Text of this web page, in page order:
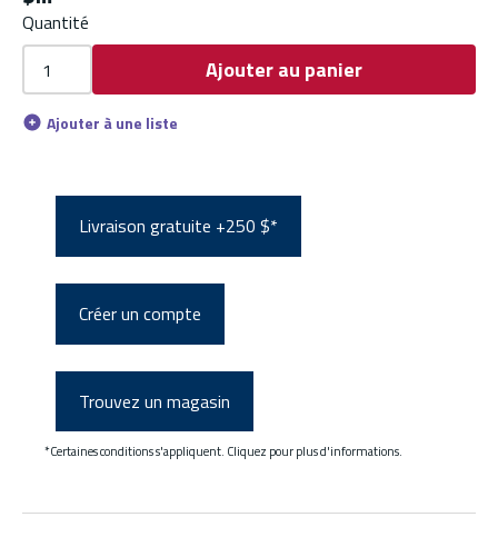
Quantité
Ajouter au panier
Ajouter à une liste
Livraison gratuite +250 $*
Créer un compte
Trouvez un magasin
*Certaines conditions s'appliquent. Cliquez pour plus d'informations.